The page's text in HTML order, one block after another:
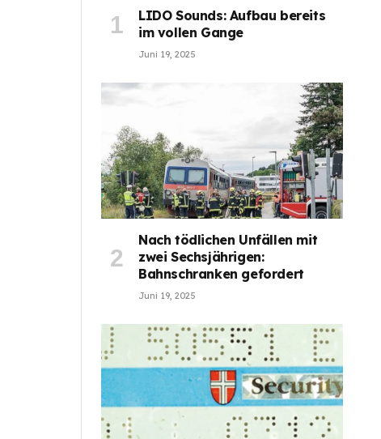
LIDO Sounds: Aufbau bereits
im vollen Gange
Juni 19, 2025
Nach tödlichen Unfällen mit
zwei Sechsjährigen:
Bahnschranken gefordert
Juni 19, 2025